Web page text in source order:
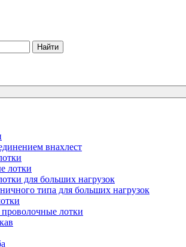
внахлест
лотки
для больших нагрузок
типа для больших нагрузок
лотки